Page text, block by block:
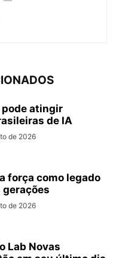
pode atingir
de IA
de 2026
força como legado
de 2026
Lab Novas